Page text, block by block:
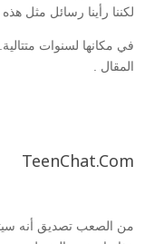
لكننا رأينا رسائل مثل
في مكانها لسنوات
المقال .
TeenChat.Com